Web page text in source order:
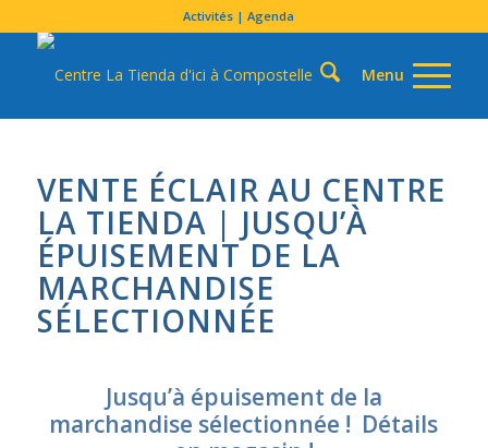
Activités | Agenda
VENTE ÉCLAIR AU CENTRE
LA TIENDA | JUSQU’À
ÉPUISEMENT DE LA
MARCHANDISE
SÉLECTIONNÉE
Jusqu’à épuisement de la
marchandise sélectionnée ! Détails